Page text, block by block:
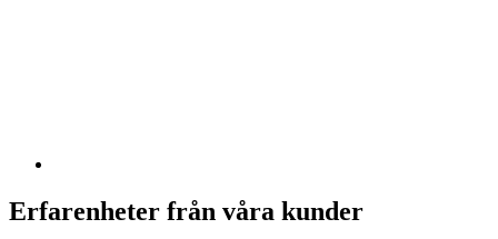
Erfarenheter från våra kunder